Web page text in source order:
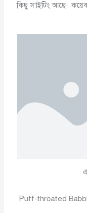
কিছু সাইটিং আছে।
Puff-throated